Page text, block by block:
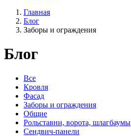
Главная
Блог
Заборы и ограждения
Блог
Все
Кровля
Фасад
Заборы и ограждения
Общие
Рольставни, ворота, шлагбаумы
Сендвич-панели